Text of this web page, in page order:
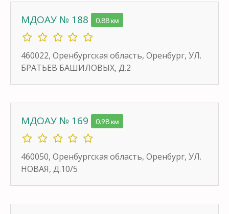
МДОАУ № 188 0.88 км
460022, Оренбургская область, Оренбург, УЛ.
БРАТЬЕВ БАШИЛОВЫХ, Д.2
МДОАУ № 169 0.98 км
460050, Оренбургская область, Оренбург, УЛ.
НОВАЯ, Д.10/5